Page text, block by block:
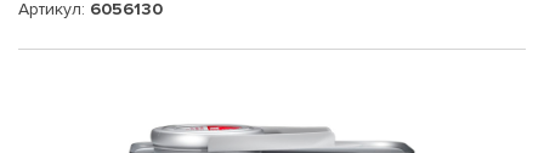
Артикул: 6056130